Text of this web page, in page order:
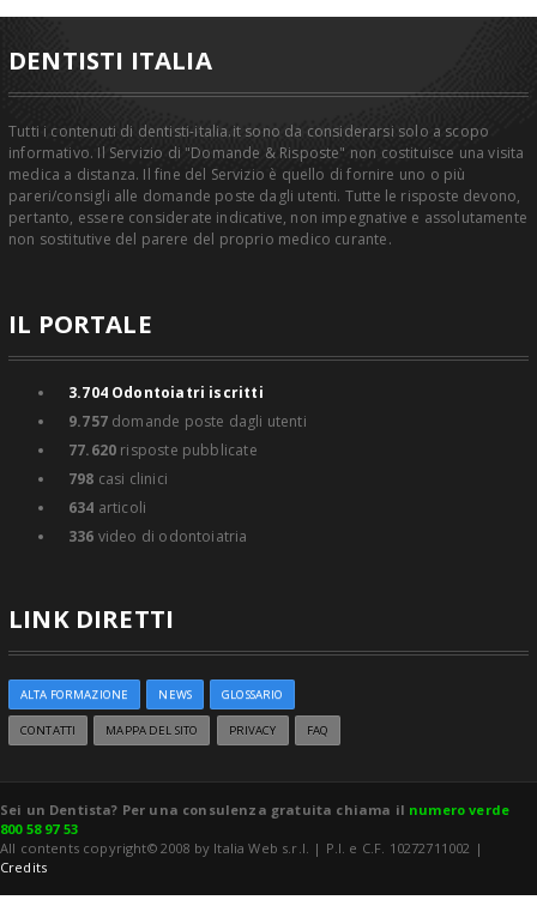
DENTISTI ITALIA
Tutti i contenuti di dentisti-italia.it sono da considerarsi solo a scopo
informativo. Il Servizio di "Domande & Risposte" non costituisce una visita
medica a distanza. Il fine del Servizio è quello di fornire uno o più
pareri/consigli alle domande poste dagli utenti. Tutte le risposte devono,
pertanto, essere considerate indicative, non impegnative e assolutamente
non sostitutive del parere del proprio medico curante.
IL PORTALE
3.704Odontoiatri iscritti
9.757domande poste dagli utenti
77.620 risposte pubblicate
798 casi clinici
634 articoli
336 video di odontoiatria
LINK DIRETTI
ALTA FORMAZIONE NEWS GLOSSARIO
CONTATTI MAPPA DEL SITO PRIVACY FAQ
Sei un Dentista? Per una consulenza gratuita chiama il numero verde
800 58 97 53
All contents copyright© 2008 by Italia Web s.r.l. | P.I. e C.F. 10272711002 |
Credits